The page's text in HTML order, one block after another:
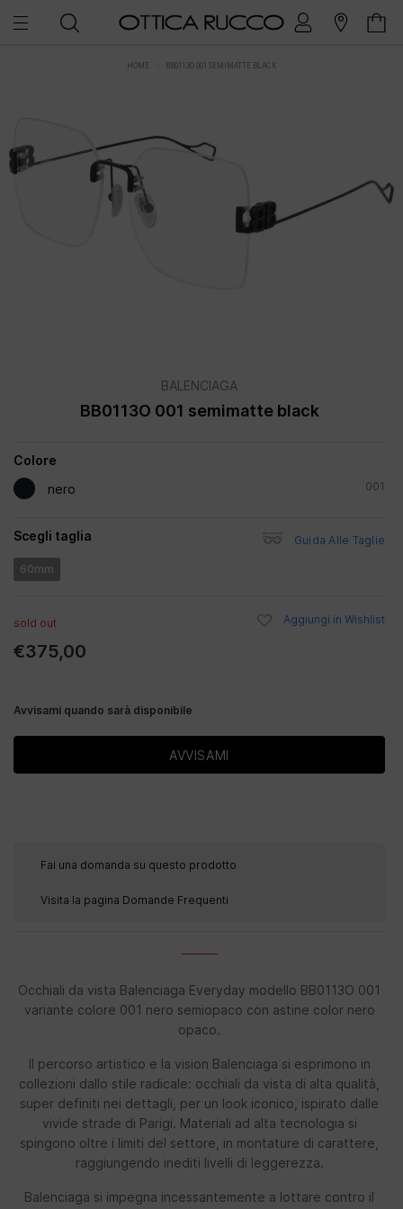
HOME BB0113O 001 SEMIMATTE BLACK
BALENCIAGA
BB0113O 001 semimatte black
Colore
nero
001
Scegli taglia Guida Alle Taglie
60mm
sold out
€375,00
Aggiungi in Wishlist
Avvisami quando sarà disponibile
AVVISAMI
Fai una domanda su questo prodotto
Visita la pagina Domande Frequenti
Occhiali da vista Balenciaga Everyday modello BB0113O 001
variante colore 001 nero semiopaco con astine color nero
opaco.
Il percorso artistico e la vision Balenciaga si esprimono in
collezioni dallo stile radicale: occhiali da vista di alta qualità,
super definiti nei dettagli, per un look iconico, ispirato dalle
vivide strade di Parigi. Materiali ad alta tecnologia si
spingono oltre i limiti del settore, in montature di carattere,
raggiungendo inediti livelli di leggerezza.
Balenciaga si impegna incessantemente a lottare contro il